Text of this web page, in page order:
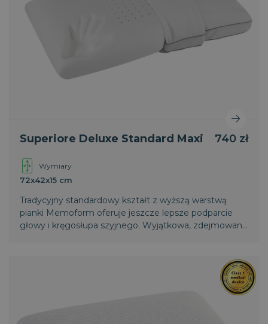
Superiore Deluxe Standard Maxi 740 zł
Wymiary
72x42x15 cm
Tradycyjny standardowy kształt z wyższą warstwą
pianki Memoform oferuje jeszcze lepsze podparcie
głowy i kręgosłupa szyjnego. Wyjątkowa, zdejmowana
oddychający pas 3D zapewniają maksymalny obieg